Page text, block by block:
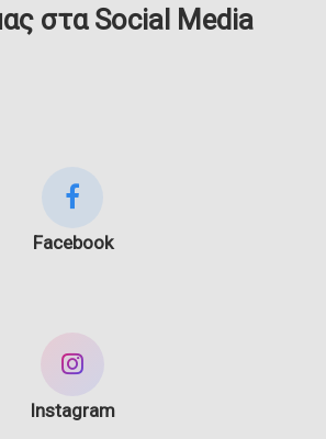
στα Social Media
Facebook
Instagram